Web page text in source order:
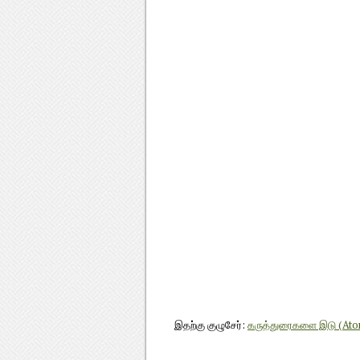
இதற்கு குழுசேர்: கருத்துரைகளை இடு